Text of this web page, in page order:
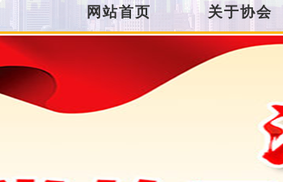
网站首页 关于协会